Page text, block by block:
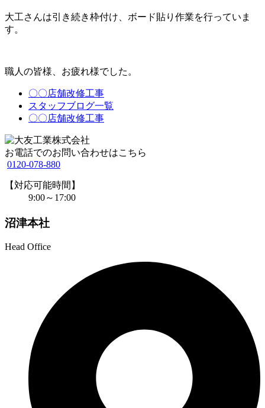
大工さんは引き続き枠付け、ボード貼り作業を行っていま
す。
職人の皆様、お疲れ様でした。
〇〇店舗改修工事
スタッフブログ一覧
〇〇店舗改修工事
お電話でのお問い合わせはこちら
0120-078-880
【対応可能時間】
9:00～17:00
沼津本社
Head Office